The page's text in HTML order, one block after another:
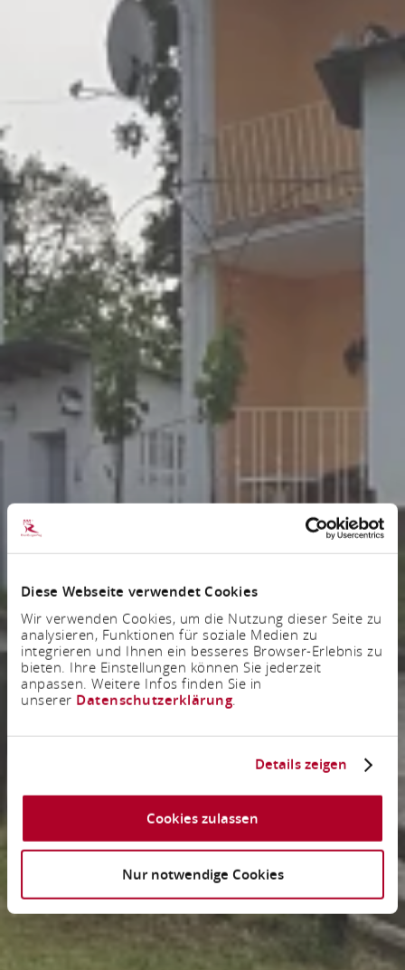
Diese Webseite verwendet Cookies
Wir verwenden Cookies, um die Nutzung dieser Seite zu
analysieren, Funktionen für soziale Medien zu
integrieren und Ihnen ein besseres Browser-Erlebnis zu
bieten. Ihre Einstellungen können Sie jederzeit
anpassen. Weitere Infos finden Sie in
unserer Datenschutzerklärung.
Details zeigen
Cookies zulassen
Nur notwendige Cookies